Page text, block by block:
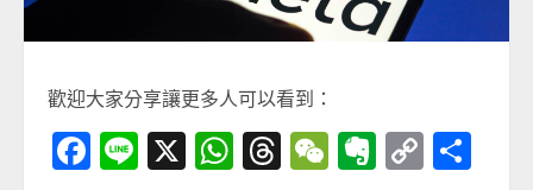
歡迎大家分享讓更多人可以看到：
Facebook
Line
X WhatsApp
Threads
WeChat
Evernote
Copy